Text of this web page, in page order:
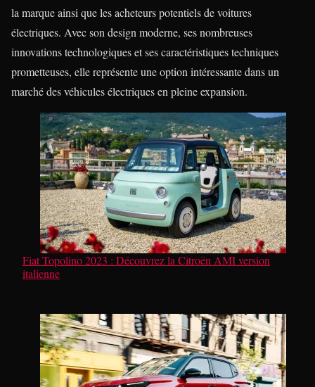
la marque ainsi que les acheteurs potentiels de voitures
électriques. Avec son design moderne, ses nombreuses
innovations technologiques et ses caractéristiques techniques
prometteuses, elle représente une option intéressante dans un
marché des véhicules électriques en pleine expansion.
Fiat Topolino 2023 : Découvrez la Citroën AMI version
italienne